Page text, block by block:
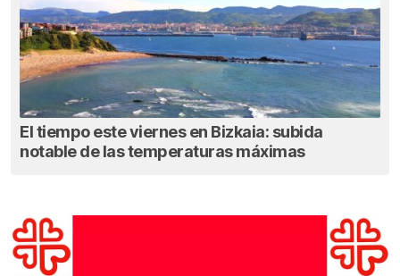
El tiempo este viernes en Bizkaia: subida
notable de las temperaturas máximas